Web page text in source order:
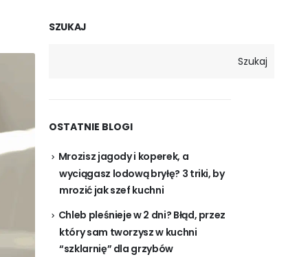
SZUKAJ
Szukaj
OSTATNIE BLOGI
Mrozisz jagody i koperek, a
wyciągasz lodową bryłę? 3 triki, by
mrozić jak szef kuchni
Chleb pleśnieje w 2 dni? Błąd, przez
który sam tworzysz w kuchni
“szklarnię” dla grzybów